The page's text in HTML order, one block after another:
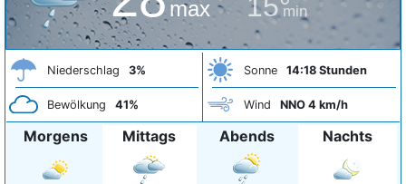
max min
Niederschlag 3%
Bewölkung 41%
Sonne 14:18 Stunden
Wind NNO 4 km/h
Morgens Mittags Abends Nachts